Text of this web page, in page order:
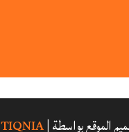
الموقع بواسطة |TIQNIA